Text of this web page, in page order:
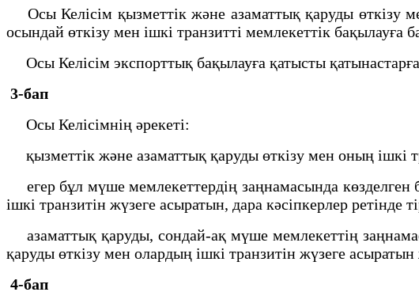
Осы Келісім қызметтік және азаматтық қаруды өткізу
осындай өткізу мен ішкі транзитті мемлекеттік
Осы Келісім экспорттық бақылауға қатысты
3-бап
Осы Келісімнің әрекеті:
қызметтік және азаматтық қаруды өткізу мен оның ішкі
егер бұл мүше мемлекеттердің заңнамасында көзделген
ішкі транзитін жүзеге асыратын, дара кәсіпкерлер ретінде
азаматтық қаруды, сондай-ақ мүше мемлекеттің
қаруды өткізу мен олардың ішкі транзитін жүзеге
4-бап